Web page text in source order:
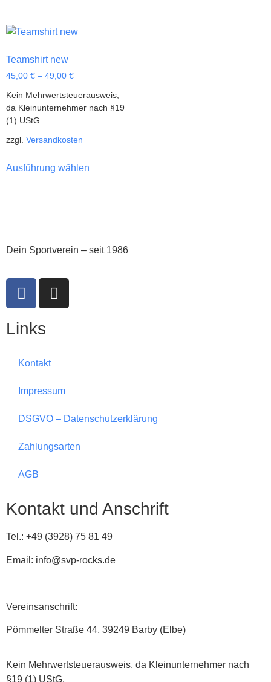
Teamshirt new
45,00 € – 49,00 €
Kein Mehrwertsteuerausweis,
da Kleinunternehmer nach §19
(1) UStG.
zzgl. Versandkosten
Ausführung wählen
Dein Sportverein – seit 1986
Links
Kontakt
Impressum
DSGVO – Datenschutzerklärung
Zahlungsarten
AGB
Kontakt und Anschrift
Tel.: +49 (3928) 75 81 49
Email: info@svp-rocks.de
Vereinsanschrift:
Pömmelter Straße 44, 39249 Barby (Elbe)
Kein Mehrwertsteuerausweis, da Kleinunternehmer nach
§19 (1) UStG.